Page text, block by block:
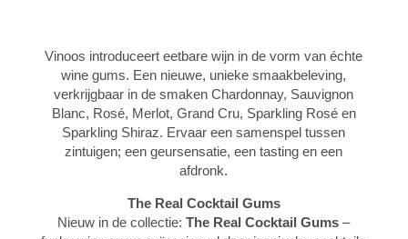
Vinoos introduceert eetbare wijn in de vorm van échte
wine gums. Een nieuwe, unieke smaakbeleving,
verkrijgbaar in de smaken Chardonnay, Sauvignon
Blanc, Rosé, Merlot, Grand Cru, Sparkling Rosé en
Sparkling Shiraz. Ervaar een samenspel tussen
zintuigen; een geursensatie, een tasting en een
afdronk.
The Real Cocktail Gums
Nieuw in de collectie:The Real Cocktail Gums –